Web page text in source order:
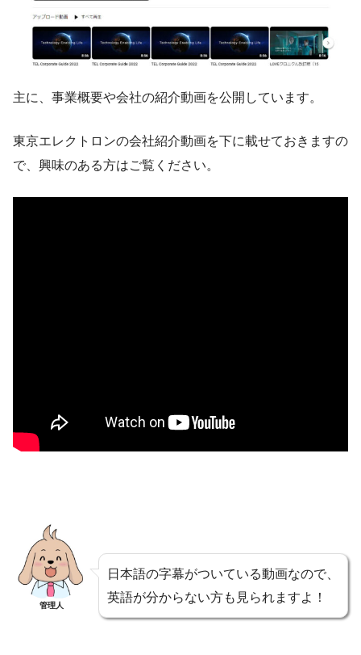
主に、事業概要や会社の紹介動画を公開しています。
東京エレクトロンの会社紹介動画を下に載せておきますの
で、興味のある方はご覧ください。
管理人
日本語の字幕がついている動画なので、
英語が分からない方も見られますよ！